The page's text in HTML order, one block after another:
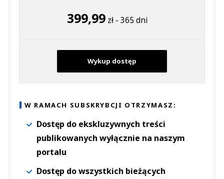
399,99zł - 365 dni
Wykup dostęp
W RAMACH SUBSKRYBCJI OTRZYMASZ:
Dostęp do ekskluzywnych treści
publikowanych wyłącznie na naszym
portalu
Dostęp do wszystkich bieżących